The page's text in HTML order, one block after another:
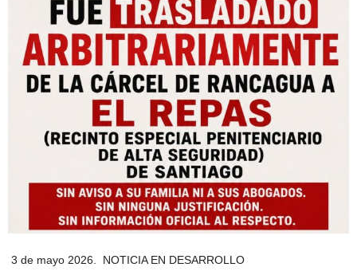
3 de mayo 2026. NOTICIA EN DESARROLLO